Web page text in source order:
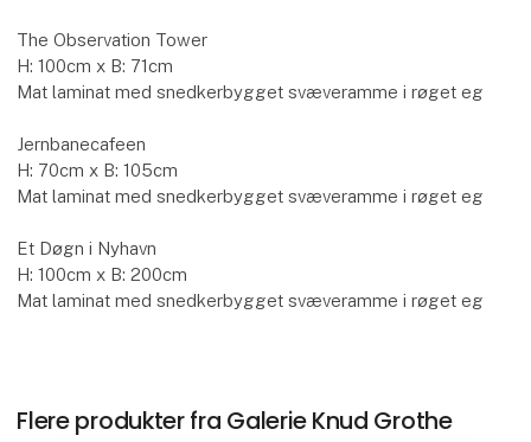
The Observation Tower
H: 100cm x B: 71cm
Mat laminat med snedkerbygget svæveramme i røget eg
Jernbanecafeen
H: 70cm x B: 105cm
Mat laminat med snedkerbygget svæveramme i røget eg
Et Døgn i Nyhavn
H: 100cm x B: 200cm
Mat laminat med snedkerbygget svæveramme i røget eg
Flere produkter fra Galerie Knud Grothe